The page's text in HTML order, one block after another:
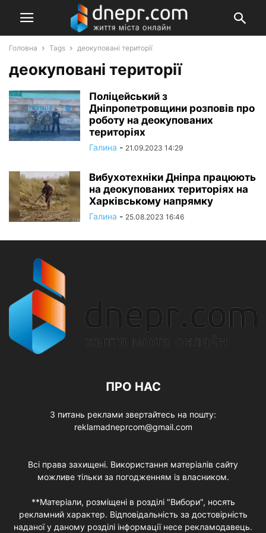
Головна Tags деокуповані території
деокуповані території
Поліцейський з
Дніпропетровщини розповів про
роботу на деокупованих
територіях
Галина - 21.09.2023 14:29
Вибухотехніки Дніпра працюють
на деокупованих територіях на
Харківському напрямку
Галина - 25.08.2023 16:46
ПРО НАС
З питань реклами звертайтесь на пошту:
reklamadneprcom@gmail.com
Всі права захищені. Використання матеріалів сайту
можливе тільки за погодженням із власником.
**Матеріали, розміщені в розділі "Вибори", носять
рекламний характер. Відповідальність за достовірність
наданої у даному розділі інформації несе рекламодавець.